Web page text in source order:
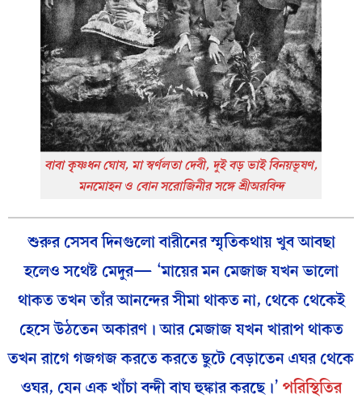
বাবা কৃ্ষ্ণধন ঘোষ, মা স্বর্ণলতা দেবী, দুই বড় ভাই বিনয়ভূষণ,
মনমোহন ও বোন সরোজিনীর সঙ্গে শ্রীঅরবিন্দ
শুরুর সেসব দিনগুলো বারীনের স্মৃতিকথায় খুব আবছা
হলেও সথেষ্ট মেদুর— ‘মায়ের মন মেজাজ যখন ভালো
থাকত তখন তাঁর আনন্দের সীমা থাকত না, থেকে থেকেই
হেসে উঠতেন অকারণ। আর মেজাজ যখন খারাপ থাকত
তখন রাগে গজগজ করতে করতে ছুটে বেড়াতেন এঘর থেকে
ওঘর, যেন এক খাঁচা বন্দী বাঘ হুঙ্কার করছে।’পরিস্থিতির